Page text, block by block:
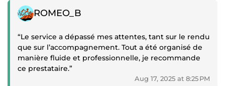
Positive review
ROMEO_B
“Le service a dépassé mes attentes, tant sur le rendu
que sur l’accompagnement. Tout a été organisé de
manière fluide et professionnelle, je recommande
ce prestataire.”
Aug 17, 2025 at 8:25 PM